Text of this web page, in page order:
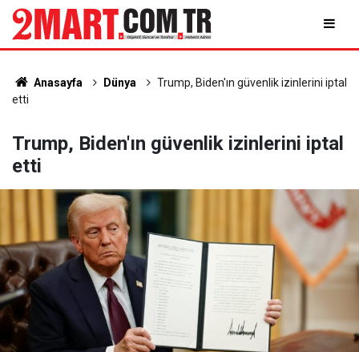
Anasayfa Dünya
Trump, Biden'ın güvenlik izinlerini iptal
etti
Trump, Biden'ın güvenlik izinlerini iptal
etti